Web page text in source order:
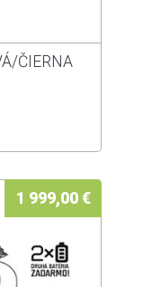
ČIERNA
1 999,00 €